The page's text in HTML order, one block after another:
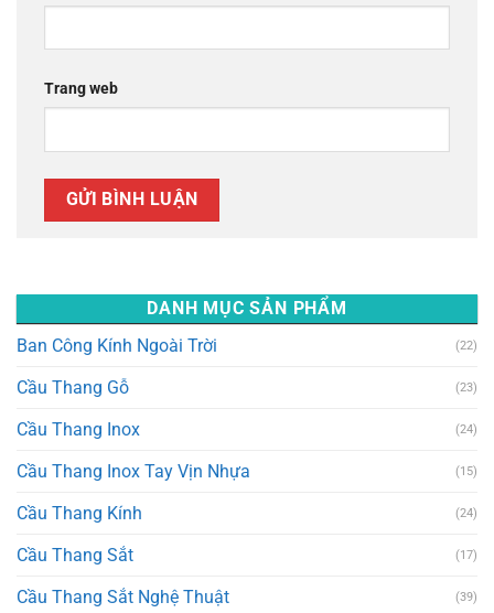
DANH MỤC SẢN PHẨM
Ban Công Kính Ngoài Trời
(22)
Cầu Thang Gỗ (23)
Cầu Thang Inox (24)
Cầu Thang Inox Tay Vịn Nhựa (15)
Cầu Thang Kính (24)
Cầu Thang Sắt (17)
Cầu Thang Sắt Nghệ Thuật (39)
Trang web